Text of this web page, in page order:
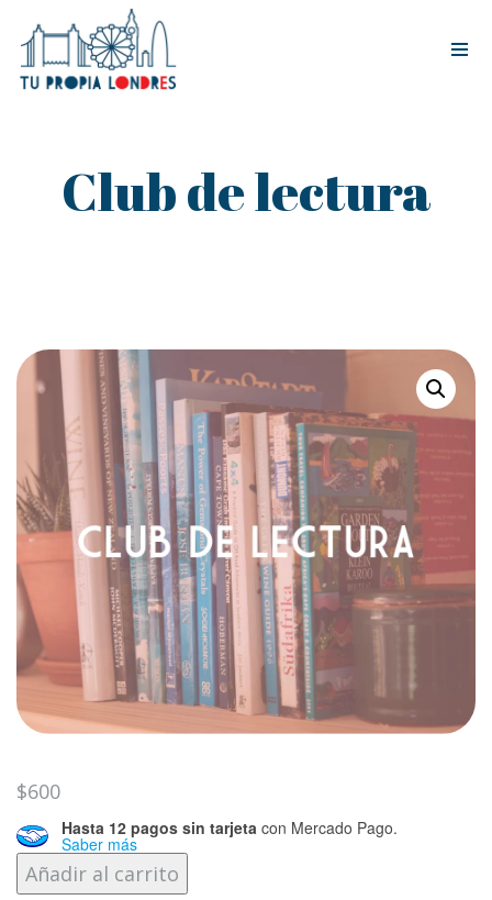
Club de lectura
$600
Hasta 12 pagos sin tarjeta con Mercado Pago.
Saber más
Club
Añadir al carrito